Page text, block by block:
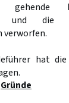
und die
verworfen.
hat
Gründe